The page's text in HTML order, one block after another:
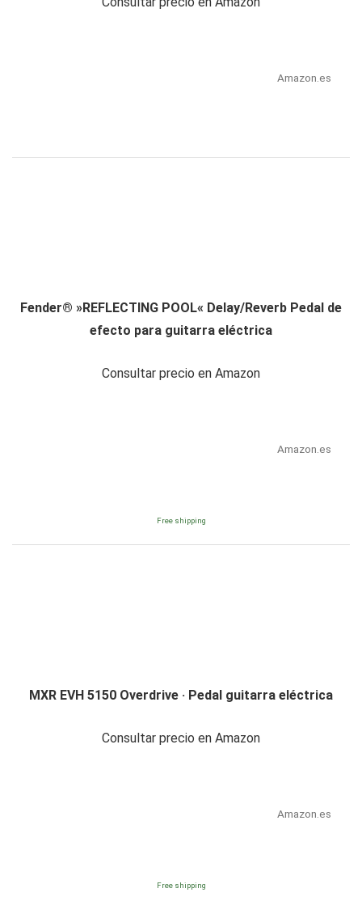
Amazon.es
Fender® »REFLECTING POOL« Delay/Reverb Pedal de
efecto para guitarra eléctrica
Consultar precio en Amazon
Amazon.es
Free shipping
MXR EVH 5150 Overdrive · Pedal guitarra eléctrica
Consultar precio en Amazon
Amazon.es
Free shipping